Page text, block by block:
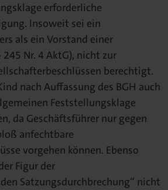
erforderliche
Insoweit sei ein
als ein Vorstand einer
Nr. 4 AktG), nicht zur
berechtigt.
nach Auffassung des BGH auch
Feststellungsklage
da Geschäftsführer nur gegen
anfechtbare
vorgehen können. Ebenso
Figur der
Satzungsdurchbrechung“ nicht